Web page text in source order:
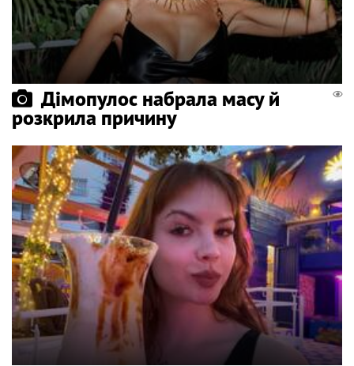
Дімопулос набрала масу й
розкрила причину